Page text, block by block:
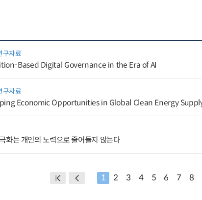
구자료
Based Digital Governance in the Era of AI
구자료
Economic Opportunities in Global Clean Energy
화는 개인의 노력으로 줄어들지 않는다
1 2 3 4 5 6 7 8